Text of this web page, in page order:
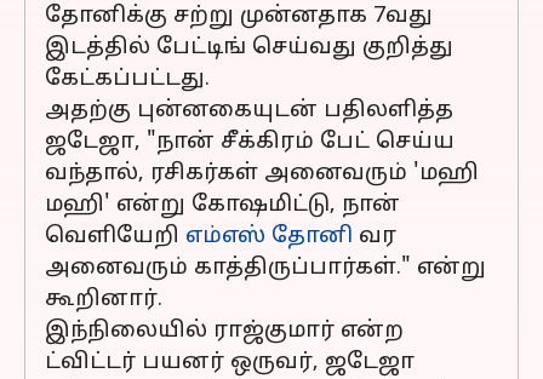
தோனிக்கு சற்று முன்னதாக 7வது
இடத்தில் பேட்டிங் செய்வது குறித்து
கேட்கப்பட்டது.
அதற்கு புன்னகையுடன் பதிலளித்த
ஜடேஜா, "நான் சீக்கிரம் பேட் செய்ய
வந்தால், ரசிகர்கள் அனைவரும் 'மஹி
மஹி' என்று கோஷமிட்டு, நான்
வெளியேறி எம்எஸ் தோனி வர
அனைவரும் காத்திருப்பார்கள்." என்று
கூறினார்.
இந்நிலையில் ராஜ்குமார் என்ற
ட்விட்டர் பயனர் ஒருவர், ஜடேஜா